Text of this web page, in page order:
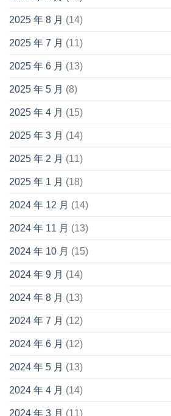
2025 年 8 月 (14)
2025 年 7 月 (11)
2025 年 6 月 (13)
2025 年 5 月 (8)
2025 年 4 月 (15)
2025 年 3 月 (14)
2025 年 2 月 (11)
2025 年 1 月 (18)
2024 年 12 月 (14)
2024 年 11 月 (13)
2024 年 10 月 (15)
2024 年 9 月 (14)
2024 年 8 月 (13)
2024 年 7 月 (12)
2024 年 6 月 (12)
2024 年 5 月 (13)
2024 年 4 月 (14)
2024 年 3 月 (11)